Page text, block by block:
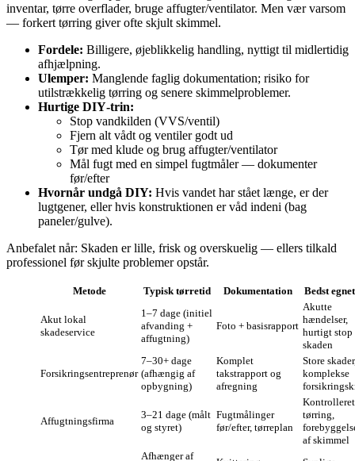
inventar, tørre overflader, bruge affugter/ventilator. Men vær varsom
— forkert tørring giver ofte skjult skimmel.
Fordele: Billigere, øjeblikkelig handling, nyttigt til midlertidig
afhjælpning.
Ulemper: Manglende faglig dokumentation; risiko for
utilstrækkelig tørring og senere skimmelproblemer.
Hurtige DIY‑trin:
Stop vandkilden (VVS/ventil)
Fjern alt vådt og ventiler godt ud
Tør med klude og brug affugter/ventilator
Mål fugt med en simpel fugtmåler — dokumenter
før/efter
Hvornår undgå DIY: Hvis vandet har stået længe, er der
lugtgener, eller hvis konstruktionen er våd indeni (bag
paneler/gulve).
Anbefalet når: Skaden er lille, frisk og overskuelig — ellers tilkald
professionel før skjulte problemer opstår.
Metode Typisk tørretid Dokumentation Bedst
Akut lokal
skadeservice
1–7 dage (initiel
afvanding +
affugtning)
Foto + basisrapport
Akutte
hændelser,
hurtigt stop
skaden
Forsikringsentreprenør
7–30+ dage
(afhængig af
opbygning)
Komplet
takstrapport og
afregning
Store
komplekse
Affugtningsfirma
3–21 dage (målt
og styret)
Fugtmålinger
før/efter, tørreplan
Kontrolleret
tørring,
af skimmel
Afhænger af